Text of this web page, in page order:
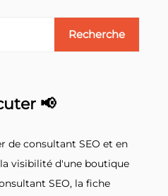
📢
de consultant SEO et en
visibilité d'une boutique
SEO, la fiche